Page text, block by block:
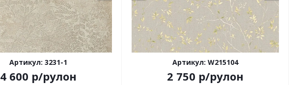
Артикул: 3231-1
4 600 р/рулон
Артикул: W215104
2 750 р/рулон